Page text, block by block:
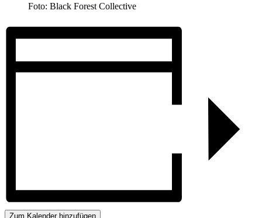
Foto: Black Forest Collective
Zum Kalender hinzufügen